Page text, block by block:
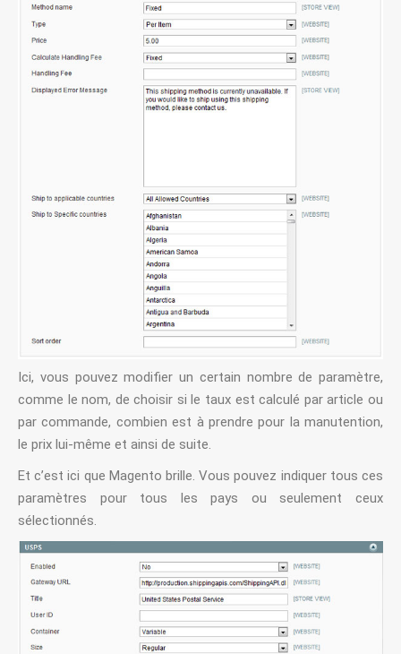
Ici, vous pouvez modifier un certain nombre de paramètre,
comme le nom, de choisir si le taux est calculé par article ou
par commande, combien est à prendre pour la manutention,
le prix lui-même et ainsi de suite.
Et c’est ici que Magento brille. Vous pouvez indiquer tous ces
paramètres pour tous les pays ou seulement ceux
sélectionnés.